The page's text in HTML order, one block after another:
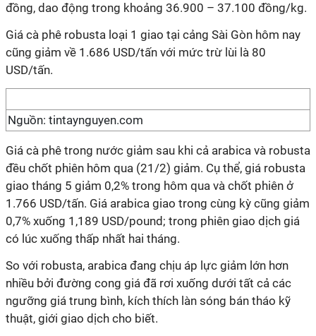
đồng, dao động trong khoảng 36.900 – 37.100 đồng/kg.
Giá cà phê robusta loại 1 giao tại cảng Sài Gòn hôm nay
cũng giảm về 1.686 USD/tấn với mức trừ lùi là 80
USD/tấn.
Nguồn: tintaynguyen.com
Giá cà phê trong nước giảm sau khi cả arabica và robusta
đều chốt phiên hôm qua (21/2) giảm. Cụ thể, giá robusta
giao tháng 5 giảm 0,2% trong hôm qua và chốt phiên ở
1.766 USD/tấn. Giá arabica giao trong cùng kỳ cũng giảm
0,7% xuống 1,189 USD/pound; trong phiên giao dịch giá
có lúc xuống thấp nhất hai tháng.
So với robusta, arabica đang chịu áp lực giảm lớn hơn
nhiều bởi đường cong giá đã rơi xuống dưới tất cả các
ngưỡng giá trung bình, kích thích làn sóng bán tháo kỹ
thuật, giới giao dịch cho biết.